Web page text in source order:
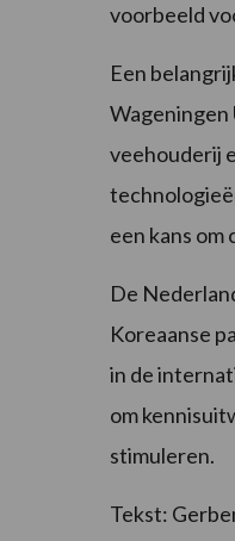
voorbeeld
Een
Wageningen
veehouderij
een kans
De
Koreaanse
in de
om
stimuleren.
Tekst: